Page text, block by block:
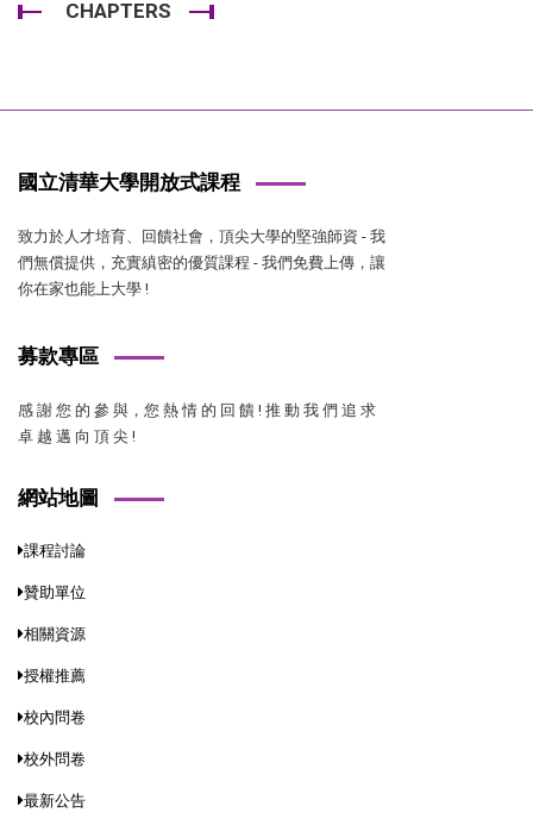
CHAPTERS
國立清華大學開放式課程
致力於人才培育、回饋社會，頂尖大學的堅強師資 - 我
們無償提供，充實縝密的優質課程 - 我們免費上傳，讓
你在家也能上大學 !
募款專區
感 謝 您 的 參 與，您 熱 情 的 回 饋 ! 推 動 我 們 追 求
卓 越 邁 向 頂 尖 !
網站地圖
課程討論
贊助單位
相關資源
授權推薦
校內問卷
校外問卷
最新公告